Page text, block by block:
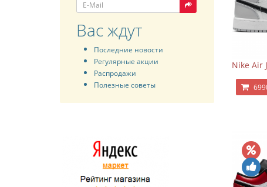
Вас ждут
Последние новости
Регулярные акции
Распродажи
Полезные советы
Nike Air